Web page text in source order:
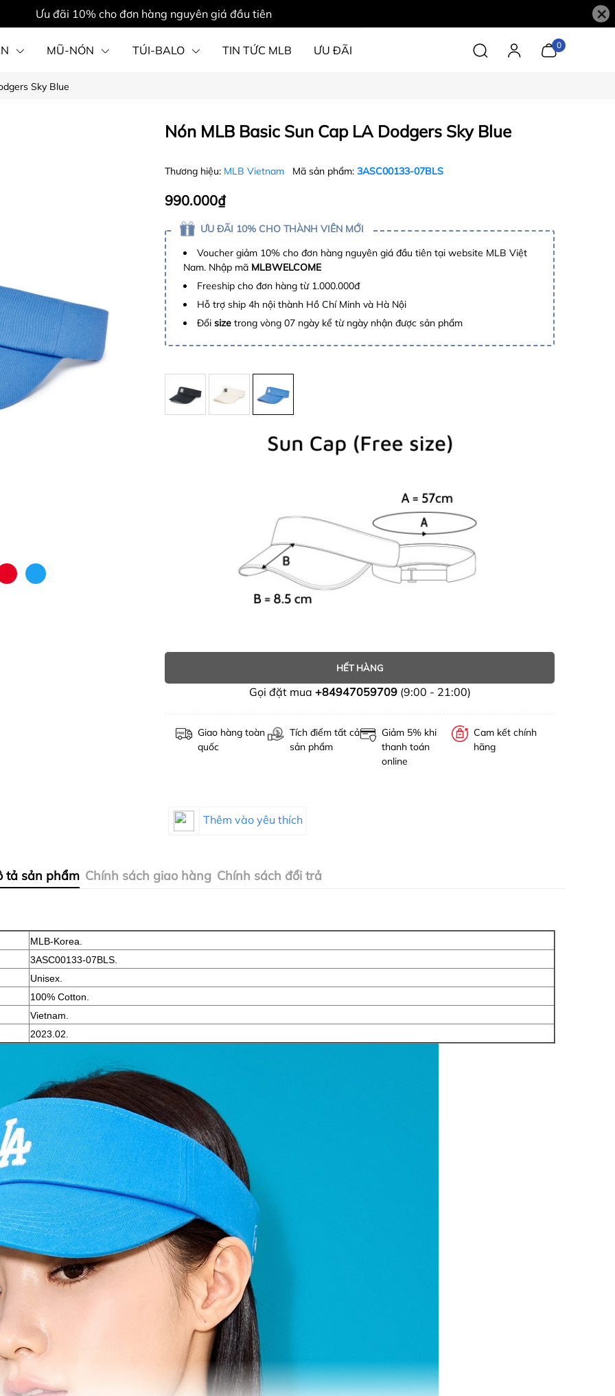
Ưu đãi 10% cho đơn hàng nguyên giá đầu tiên ×
MŨ-NÓN TÚI-BALO TIN TỨC MLB ƯU ĐÃI
PHỤ KIỆN
0
Sky Blue
Nón MLB Basic Sun Cap LA Dodgers Sky Blue
Thương hiệu: MLB Vietnam Mã sản phẩm: 3ASC00133-07BLS
990.000₫
ƯU ĐÃI 10% CHO THÀNH VIÊN MỚI
Voucher giảm 10% cho đơn hàng nguyên giá đầu tiên tại website MLB Việt
Nam. Nhập mã MLBWELCOME
Freeship cho đơn hàng từ 1.000.000đ
Hỗ trợ ship 4h nội thành Hồ Chí Minh và Hà Nội
Đổi size trong vòng 07 ngày kể từ ngày nhận được sản phẩm
HẾT HÀNG
Gọi đặt mua +84947059709(9:00 - 21:00)
Giao hàng toàn
quốc
Tích điểm tất cả
sản phẩm
Giảm 5% khi
thanh toán
online
Cam kết chính
hãng
Thêm vào yêu thích
tả sản phẩm Chính sách giao hàng Chính sách đổi trả
MLB-Korea.
3ASC00133-07BLS.
Unisex.
100% Cotton.
Vietnam.
2023.02.